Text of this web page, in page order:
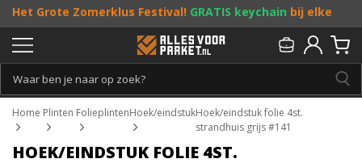
Het Grote Zomerklus Festival! GRATIS keychain bij elke
bestelling vanaf €25, entoffe acties! Doe je mee?
Persoonlijk & gratis advies:013 - 207 00 01
Home Plinten FolieplintenHoek/eindstukHoek/eindstuk folie 4st.
strandhuis grijs #141
HOEK/EINDSTUK FOLIE 4ST.